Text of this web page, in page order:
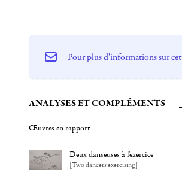
Pour plus d'informations sur
ANALYSES ET COMPLÉMENTS
Œuvres en rapport
Deux danseuses à l'exercice
[Two dancers exercising]